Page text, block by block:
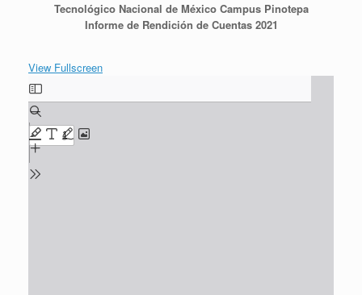
Tecnológico Nacional de México Campus Pinotepa
Informe de Rendición de Cuentas 2021
View Fullscreen
Saltar
al
contenido
del
PDF